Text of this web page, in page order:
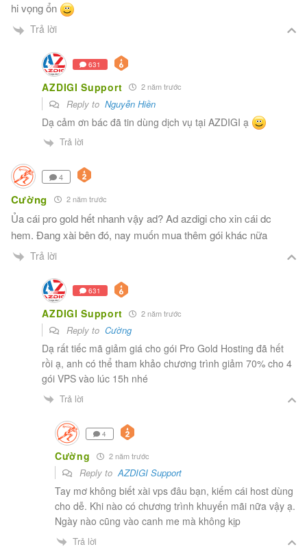
hi vọng ổn
Trả lời
631
AZDIGI Support 2 năm trước
Reply toNguyễn Hiền
Dạ cảm ơn bác đã tin dùng dịch vụ tại AZDIGI ạ
Trả lời
4
Cường 2 năm trước
Ủa cái pro gold hết nhanh vậy ad? Ad azdigi cho xin cái dc
hem. Đang xài bên đó, nay muốn mua thêm gói khác nữa
Trả lời
631
AZDIGI Support 2 năm trước
Reply toCường
Dạ rất tiếc mã giảm giá cho gói Pro Gold Hosting đã hết
rồi ạ, anh có thể tham khảo chương trình giảm 70% cho 4
gói VPS vào lúc 15h nhé
Trả lời
4
Cường 2 năm trước
Reply toAZDIGI Support
Tay mơ không biết xài vps đâu bạn, kiếm cái host dùng
cho dễ. Khi nào có chương trình khuyến mãi nữa vậy ạ.
Ngày nào cũng vào canh me mà không kịp
Trả lời